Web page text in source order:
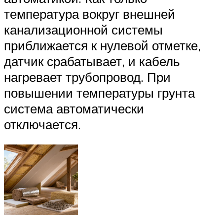
температура вокруг внешней
канализационной системы
приближается к нулевой отметке,
датчик срабатывает, и кабель
нагревает трубопровод. При
повышении температуры грунта
система автоматически
отключается.